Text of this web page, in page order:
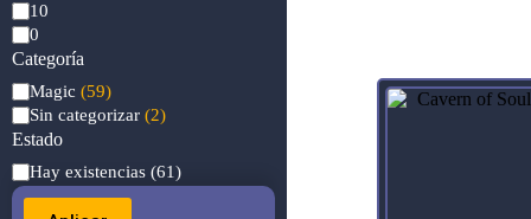
10
0
Categoría
Categoría
Magic (59)
Sin categorizar (2)
Estado
Estado
Hay existencias (61)